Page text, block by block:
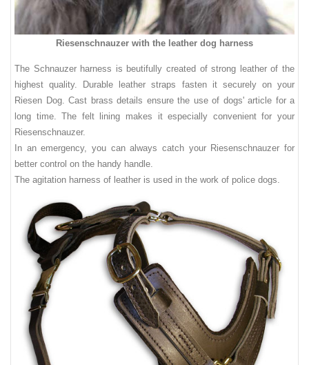
Riesenschnauzer with the leather dog harness
The Schnauzer harness is beutifully created ofstrong leather of the
highest quality. Durable leather straps fasten it securely on your
Riesen Dog. Cast brass details ensure the use of dogs' article for a
long time. The felt lining makes it especially convenient for your
Riesenschnauzer.
In an emergency,
you can always catch your Riesenschnauzer for
better control on the handy handle
The agitation harness of leather is used in the work of police dogs.